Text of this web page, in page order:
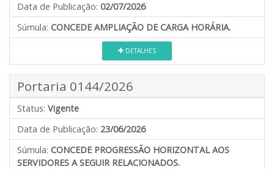
Data de Publicação: 02/07/2026
Súmula: CONCEDE AMPLIAÇÃO DE CARGA HORÁRIA.
DETALHES
Portaria 0144/2026
Status: Vigente
Data de Publicação: 23/06/2026
Súmula: CONCEDE PROGRESSÃO HORIZONTAL AOS
SERVIDORES A SEGUIR RELACIONADOS.